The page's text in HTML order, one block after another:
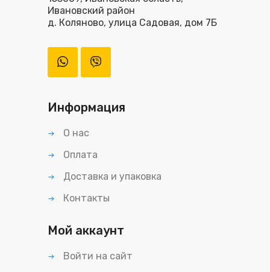
Ивановский район
д. Коляново, улица Садовая, дом 7Б
Информация
О нас
Оплата
Доставка и упаковка
Контакты
Мой аккаунт
Войти на сайт